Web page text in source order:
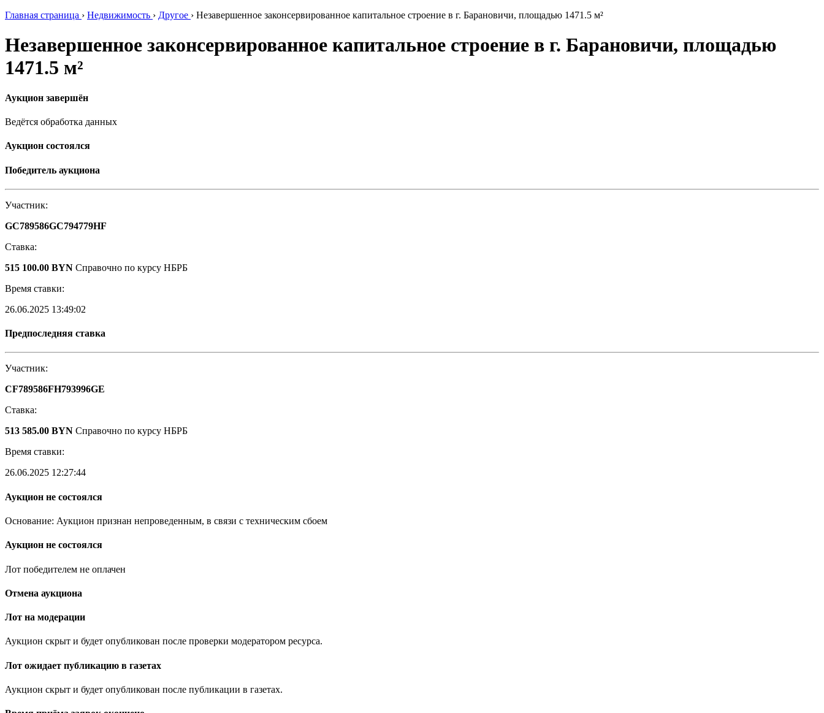
Главная страница › Недвижимость › Другое › Незавершенное законсервированное капитальное строение в г. Барановичи, площадью 1471.5 м²
Незавершенное законсервированное капитальное строение в г. Барановичи, площадью
1471.5 м²
Аукцион завершён
Ведётся обработка данных
Аукцион состоялся
Победитель аукциона
Участник:
GC789586GC794779HF
Ставка:
515 100.00 BYN Справочно по курсу НБРБ
Время ставки:
26.06.2025 13:49:02
Предпоследняя ставка
Участник:
CF789586FH793996GE
Ставка:
513 585.00 BYN Справочно по курсу НБРБ
Время ставки:
26.06.2025 12:27:44
Аукцион не состоялся
Основание: Аукцион признан непроведенным, в связи с техническим сбоем
Аукцион не состоялся
Лот победителем не оплачен
Отмена аукциона
Лот на модерации
Аукцион скрыт и будет опубликован после проверки модератором ресурса.
Лот ожидает публикацию в газетах
Аукцион скрыт и будет опубликован после публикации в газетах.